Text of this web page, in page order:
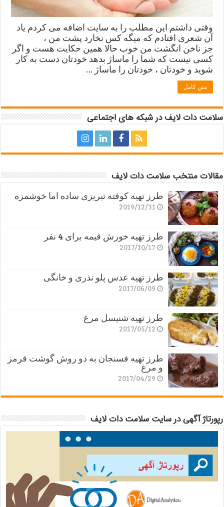
وقتی داشتم این مطلب را به سایت اضافه می کردم یاد
آن شعری افتادم که میگه کس نخارد پشت من ،
جز ناخن انگشت من خوب حالا همین حکایت هست و اگر
کسی نیست که شما را ماساژ بدهد خودتان دست به کار
شوید و خودتان ، خودتان را ماساژ …
متن کامل
سلامت دات لایف در شبکه های اجتماعی
مقالات منتخب سلامت دات لایف
طرز تهیه کوفته تبریزی ساده اما خوشمزه
2019/12/31
طرز تهیه خورش قیمه برای 4 نفر
2017/10/17
طرز تهیه عدس پلو نذری و خانگی
2017/06/09
طرز تهیه شنیسل مرغ
2017/05/12
طرز تهیه فسنجان به دو روش گوشت قرمز
و مرغ
2017/04/29
رپورتاژ آگهی در سایت سلامت دات لایف